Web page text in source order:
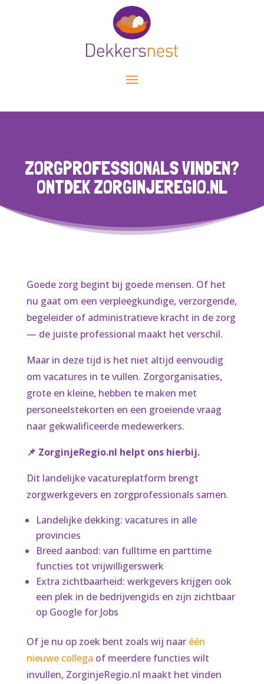
ZORGPROFESSIONALS VINDEN?
ONTDEK ZORGINJEREGIO.NL
Goede zorg begint bij goede mensen. Of het
nu gaat om een verpleegkundige, verzorgende,
begeleider of administratieve kracht in de zorg
— de juiste professional maakt het verschil.
Maar in deze tijd is het niet altijd eenvoudig
om vacatures in te vullen. Zorgorganisaties,
grote en kleine, hebben te maken met
personeelstekorten en een groeiende vraag
naar gekwalificeerde medewerkers.
📌 ZorginjeRegio.nl helpt ons hierbij.
Dit landelijke vacatureplatform brengt
zorgwerkgevers en zorgprofessionals samen.
Landelijke dekking: vacatures in alle
provincies
Breed aanbod: van fulltime en parttime
functies tot vrijwilligerswerk
Extra zichtbaarheid: werkgevers krijgen ook
een plek in de bedrijvengids en zijn zichtbaar
op Google for Jobs
Of je nu op zoek bent zoals wij naaréén
nieuwe collega of meerdere functies wilt
invullen, ZorginjeRegio.nl maakt het vinden